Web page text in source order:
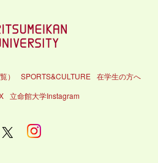
） SPORTS&CULTURE
在学生の方へ
立命館大学Instagram